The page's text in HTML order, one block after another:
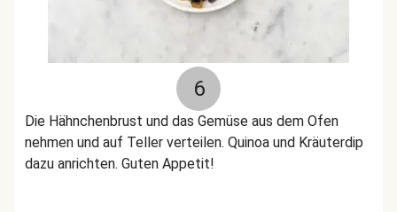
6
Die Hähnchenbrust und das Gemüse aus dem Ofen
nehmen und auf Teller verteilen. Quinoa und Kräuterdip
dazu anrichten. Guten Appetit!